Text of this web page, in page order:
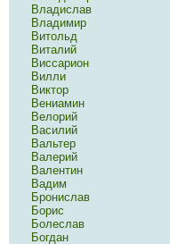
Владислав
Владимир
Витольд
Виталий
Виссарион
Вилли
Виктор
Вениамин
Велорий
Василий
Вальтер
Валерий
Валентин
Вадим
Бронислав
Борис
Болеслав
Богдан